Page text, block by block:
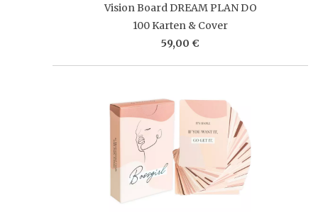
Vision Board DREAM PLAN DO
100 Karten & Cover
59,00 €